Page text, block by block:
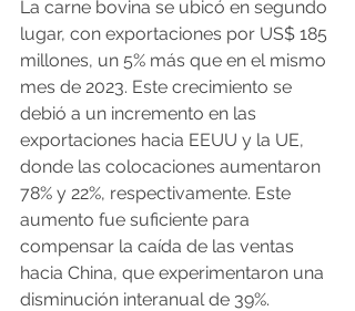
La carne bovina se ubicó en segundo
lugar, con exportaciones por US$ 185
millones, un 5% más que en el mismo
mes de 2023. Este crecimiento se
debió a un incremento en las
exportaciones hacia EEUU y la UE,
donde las colocaciones aumentaron
78% y 22%, respectivamente. Este
aumento fue suficiente para
compensar la caída de las ventas
hacia China, que experimentaron una
disminución interanual de 39%.